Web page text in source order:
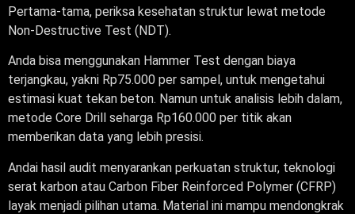
Pertama-tama, periksa kesehatan struktur lewat metode
Non-Destructive Test (NDT).
Anda bisa menggunakan Hammer Test dengan biaya
terjangkau, yakni Rp75.000 per sampel, untuk mengetahui
estimasi kuat tekan beton. Namun untuk analisis lebih dalam,
metode Core Drill seharga Rp160.000 per titik akan
memberikan data yang lebih presisi.
Andai hasil audit menyarankan perkuatan struktur, teknologi
serat karbon atau Carbon Fiber Reinforced Polymer (CFRP)
layak menjadi pilihan utama. Material ini mampu mendongkrak